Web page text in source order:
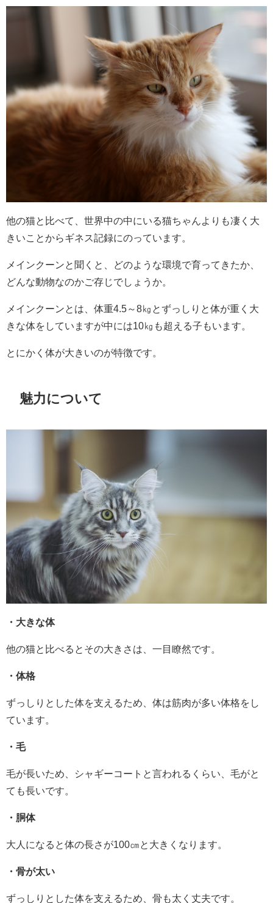
他の猫と比べて、世界中の中にいる猫ちゃんよりも凄く大
きいことからギネス記録にのっています。
メインクーンと聞くと、どのような環境で育ってきたか、
どんな動物なのかご存じでしょうか。
メインクーンとは、体重4.5～8㎏とずっしりと体が重く大
きな体をしていますが中には10㎏も超える子もいます。
とにかく体が大きいのが特徴です。
魅力について
・大きな体
他の猫と比べるとその大きさは、一目瞭然です。
・体格
ずっしりとした体を支えるため、体は筋肉が多い体格をし
ています。
・毛
毛が長いため、シャギーコートと言われるくらい、毛がと
ても長いです。
・胴体
大人になると体の長さが100㎝と大きくなります。
・骨が太い
ずっしりとした体を支えるため、骨も太く丈夫です。